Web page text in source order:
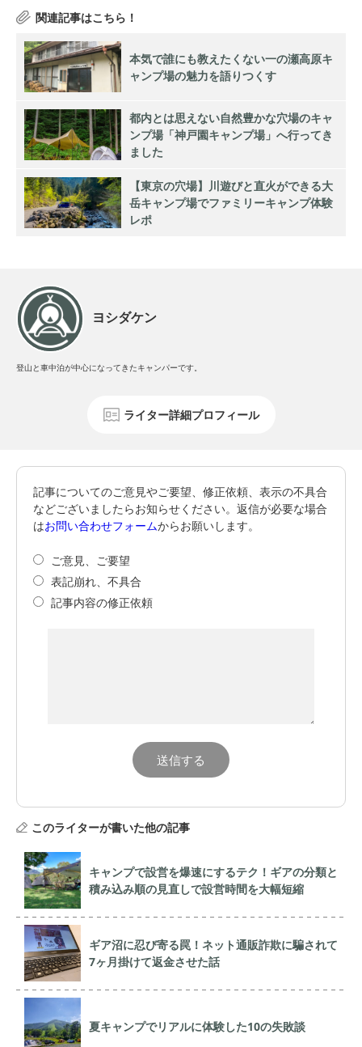
本気で誰にも教えたくない一の瀬高原キ
ャンプ場の魅力を語りつくす
都内とは思えない自然豊かな穴場のキャ
ンプ場「神戸園キャンプ場」へ行ってき
ました
【東京の穴場】川遊びと直火ができる大
岳キャンプ場でファミリーキャンプ体験
レポ
ヨシダケン
登山と車中泊が中心になってきたキャンパーです。
ライター詳細プロフィール
記事についてのご意見やご要望、修正依頼、表示の不具合
などございましたらお知らせください。返信が必要な場合
はお問い合わせフォームからお願いします。
ご意見、ご要望
表記崩れ、不具合
記事内容の修正依頼
このライターが書いた他の記事
キャンプで設営を爆速にするテク！ギアの分類と
積み込み順の見直しで設営時間を大幅短縮
ギア沼に忍び寄る罠！ネット通販詐欺に騙されて
7ヶ月掛けて返金させた話
夏キャンプでリアルに体験した10の失敗談